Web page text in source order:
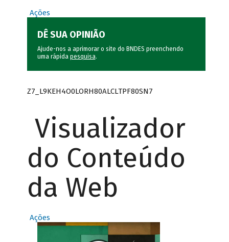
Ações
DÊ SUA OPINIÃO
Ajude-nos a aprimorar o site do BNDES preenchendo
uma rápida pesquisa.
Z7_L9KEH4O0LORH80ALCLTPF80SN7
Visualizador
do Conteúdo
da Web
Ações